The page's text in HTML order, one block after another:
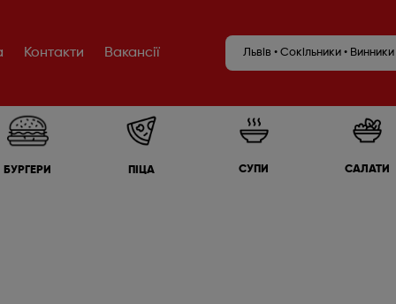
Контакти Вакансії Львів • Сокільники • Винники
БУРГЕРИ ПІЦА СУПИ САЛАТИ